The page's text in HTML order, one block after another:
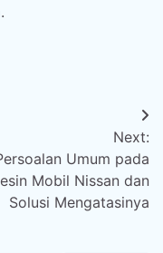
Next:
Umum pada
Mobil Nissan dan
Solusi Mengatasinya